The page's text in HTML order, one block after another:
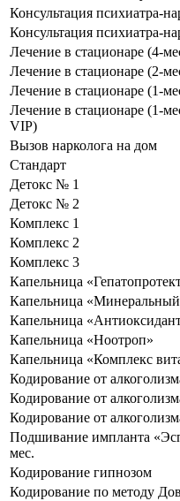
Консультация психиатра-
Консультация психиатра-
Лечение в стационаре (4-
Лечение в стационаре (2-
Лечение в стационаре (1-
Лечение в стационаре (1-
VIP)
Вызов нарколога на дом
Стандарт
Детокс № 1
Детокс № 2
Комплекс 1
Комплекс 2
Комплекс 3
Капельница
Капельница «Минеральный
Капельница
Капельница «Ноотроп»
Капельница «Комплекс
Кодирование от
Кодирование от
Кодирование от
Подшивание импланта
мес.
Кодирование гипнозом
Кодирование по методу